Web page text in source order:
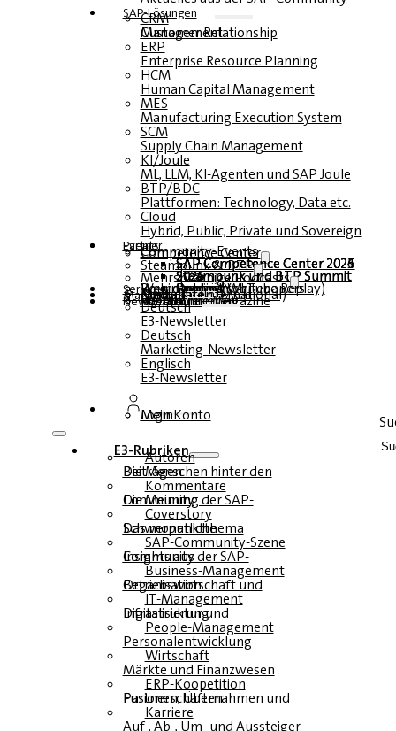
SAP-Lösungen
CRM
Customer Relationship Management
ERP
Enterprise Resource Planning
HCM
Human Capital Management
MES
Manufacturing Execution System
SCM
Supply Chain Management
KI/Joule
ML, LLM, KI-Agenten und SAP Joule
BTP/BDC
Plattformen: Technology, Data etc.
Cloud
Hybrid, Public, Private und Sovereign
Partner
EventsCommunity-Events
Competence Center
SAP Competence Center 2026
SAP Competence Center 2025
SAP Competence Center 2024
SAP Competence Center 2023
Steampunk & BTP
Steampunk und BTP Summit 2026
Steampunk und BTP Summit 2025
Steampunk und BTP Summit 2024
Mehrsprachige Podcasts
Deutsch
Englisch
Spanisch
Französisch
Roundtables (YouTube Replay)
Webinare und Whitepapers
Service
Formulare
Kontakt
Mediadaten DACH
Media Kit (International)
Magazin
hier abonnieren
für Abonnenten
kostenfreie Magazine
Newsletter
Deutsch
E3-Newsletter
Deutsch
Marketing-Newsletter
Englisch
E3-Newsletter
Login
Mein Konto
E3-Rubriken
Autoren
Die Menschen hinter den Beiträgen
Kommentare
Die Meinung der SAP-Community
Coverstory
Das monatliche Schwerpunktthema
SAP-Community-Szene
Insights aus der SAP-Community
Business-Management
Betriebswirtschaft und Organisation
IT-Management
Infrastruktur und Digitalisierung
People-Management
Personalentwicklung
Wirtschaft
Märkte und Finanzwesen
ERP-Koopetition
Fusionen, Übernahmen und Partnerschaften
Karriere
Auf-, Ab-, Um- und Aussteiger